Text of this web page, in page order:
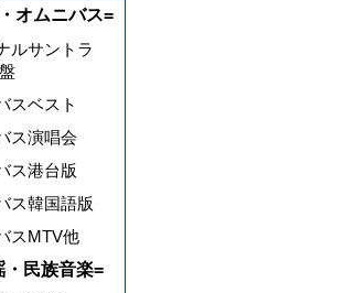
オムニバス=
ルサントラ
スベスト
ス演唱会
ス港台版
ス韓国語版
スMTV他
・民族音楽=